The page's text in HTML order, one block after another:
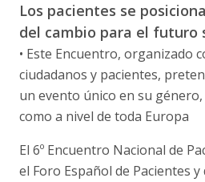
Los pacientes se
del cambio para el futuro
• Este Encuentro, organizado
ciudadanos y pacientes,
un evento único en su
como a nivel de toda Europa
El 6º Encuentro Nacional de
el Foro Español de Pacientes